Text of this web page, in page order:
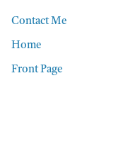
Contact Me
Home
Front Page